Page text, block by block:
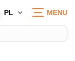
PL MENU